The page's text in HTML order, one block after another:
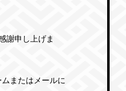
謝申し上げま
またはメールに